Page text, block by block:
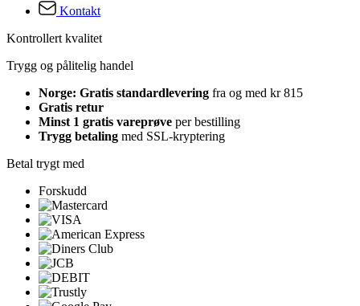
Kontakt
Kontrollert kvalitet
Trygg og pålitelig handel
Norge: Gratis standardlevering fra og med kr 815
Gratis retur
Minst 1 gratis vareprøve per bestilling
Trygg betaling med SSL-kryptering
Betal trygt med
Forskudd